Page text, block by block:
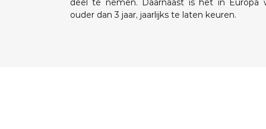
deel te nemen. Daarnaast is het in Europa
ouder dan 3 jaar, jaarlijks te laten keuren.